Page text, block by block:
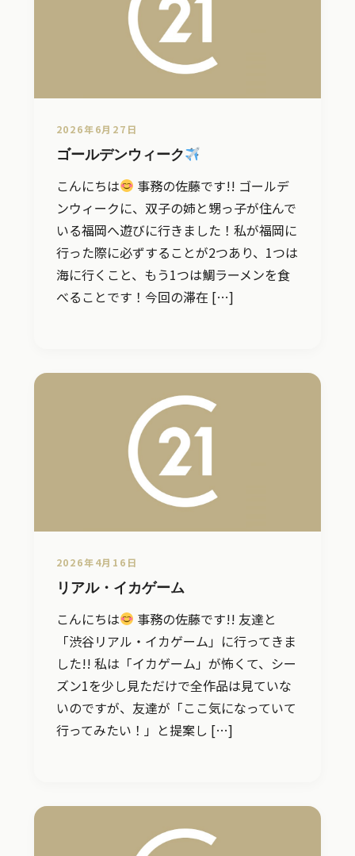
2026年6月27日
ゴールデンウィーク
こんにちは
事務の佐藤です!! ゴールデ
ンウィークに、双子の姉と甥っ子が住んで
いる福岡へ遊びに行きました！私が福岡に
行った際に必ずすることが2つあり、1つは
海に行くこと、もう1つは鯛ラーメンを食
べることです！今回の滞在 […]
2026年4月16日
リアル・イカゲーム
こんにちは
事務の佐藤です!! 友達と
「渋谷リアル・イカゲーム」に行ってきま
した!! 私は「イカゲーム」が怖くて、シー
ズン1を少し見ただけで全作品は見ていな
いのですが、友達が「ここ気になっていて
行ってみたい！」と提案し […]